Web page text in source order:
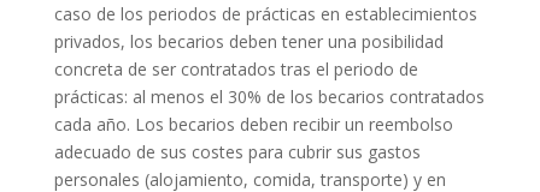
caso de los periodos de prácticas en establecimientos
privados, los becarios deben tener una posibilidad
concreta de ser contratados tras el periodo de
prácticas: al menos el 30% de los becarios contratados
cada año. Los becarios deben recibir un reembolso
adecuado de sus costes para cubrir sus gastos
personales (alojamiento, comida, transporte) y en